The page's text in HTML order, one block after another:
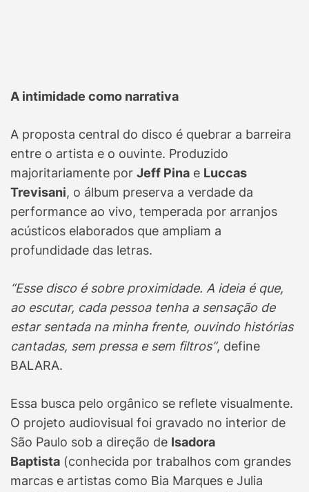
A intimidade como narrativa
A proposta central do disco é quebrar a barreira
entre o artista e o ouvinte. Produzido
majoritariamente por Jeff Pina e Luccas
Trevisani, o álbum preserva a verdade da
performance ao vivo, temperada por arranjos
acústicos elaborados que ampliam a
profundidade das letras.
“Esse disco é sobre proximidade. A ideia é que,
ao escutar, cada pessoa tenha a sensação de
estar sentada na minha frente, ouvindo histórias
cantadas, sem pressa e sem filtros”, define
BALARA.
Essa busca pelo orgânico se reflete visualmente.
O projeto audiovisual foi gravado no interior de
São Paulo sob a direção de Isadora
Baptista (conhecida por trabalhos com grandes
marcas e artistas como Bia Marques e Julia